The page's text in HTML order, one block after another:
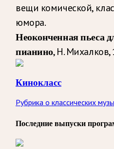
вещи комической,
юмора.
Неоконченная пьеса
пианино, Н. Михалков,
Кинокласс
Рубрика о классических
Последние выпуски